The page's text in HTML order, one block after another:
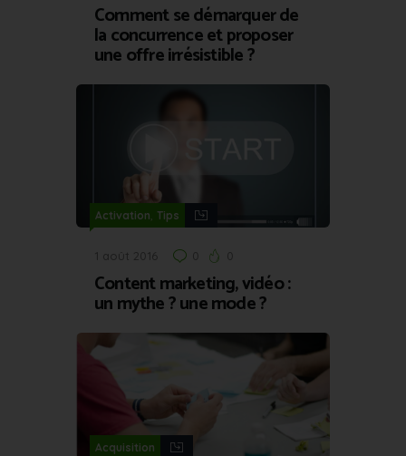
Comment se démarquer de
la concurrence et proposer
une offre irrésistible ?
Activation, Tips
1 août 2016 0 0
Content marketing, vidéo :
un mythe ? une mode ?
Acquisition